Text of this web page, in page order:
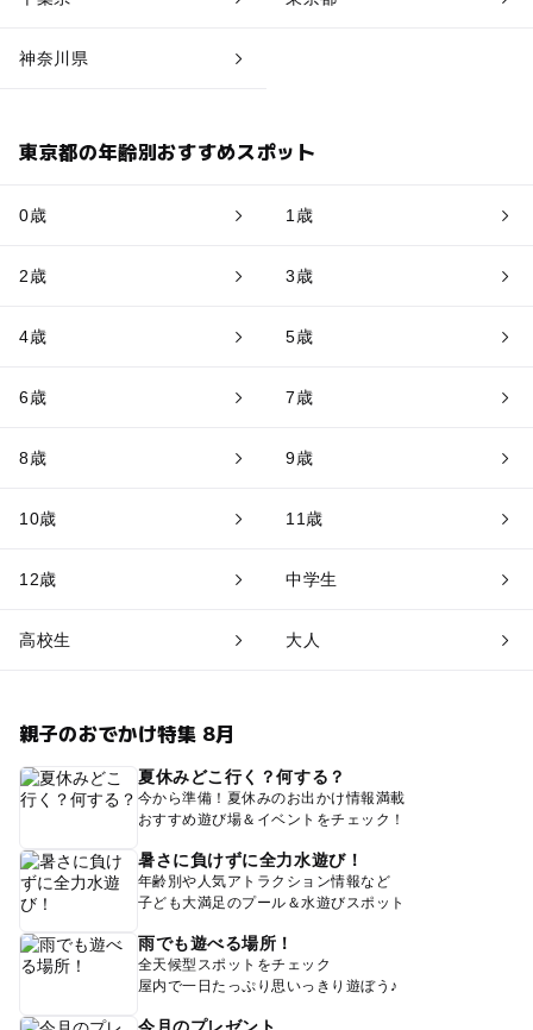
神奈川県
東京都の年齢別おすすめスポット
0歳 1歳
2歳 3歳
4歳 5歳
6歳 7歳
8歳 9歳
10歳 11歳
12歳 中学生
高校生 大人
親子のおでかけ特集 8月
夏休みどこ行く？何する？
今から準備！夏休みのお出かけ情報満載
おすすめ遊び場＆イベントをチェック！
暑さに負けずに全力水遊び！
年齢別や人気アトラクション情報など
子ども大満足のプール＆水遊びスポット
雨でも遊べる場所！
全天候型スポットをチェック
屋内で一日たっぷり思いっきり遊ぼう♪
今月のプレゼント